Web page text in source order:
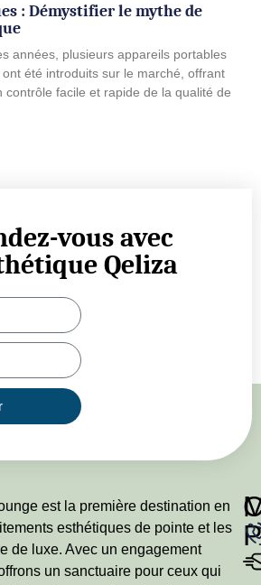
: Démystifier le mythe de
années, plusieurs appareils portables
été introduits sur le marché, offrant
contrôle facile et rapide de la qualité de
vous avec
Qeliza
est la première destination en
esthétiques de pointe et les
de luxe. Avec un engagement
un sanctuaire pour ceux qui